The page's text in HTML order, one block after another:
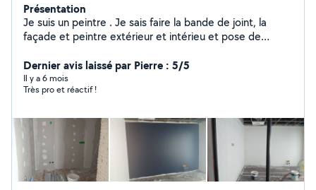
Présentation
Je suis un peintre . Je sais faire la bande de joint, la
façade et peintre extérieur et intérieu et pose de
Dernier avis laissé par Pierre : 5/5
Il y a 6 mois
Très pro et réactif !